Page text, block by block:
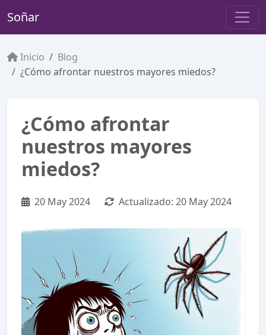
Soñar
Inicio
Blog
¿Cómo afrontar nuestros mayores miedos?
¿Cómo afrontar
nuestros mayores
miedos?
20 May 2024 Actualizado: 20 May 2024